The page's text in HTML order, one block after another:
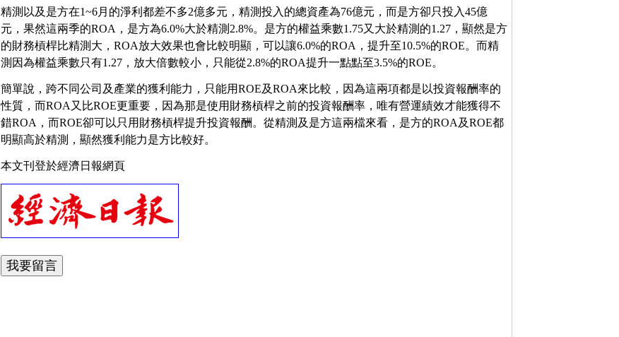
精測以及是方在1~6月的淨利都差不多2億多元，精測投入的總資產為76億元，而是方卻只投入45億
元，果然這兩季的ROA，是方為6.0%大於精測2.8%。是方的權益乘數1.75又大於精測的1.27，顯然是方
的財務槓桿比精測大，ROA放大效果也會比較明顯，可以讓6.0%的ROA，提升至10.5%的ROE。而精
測因為權益乘數只有1.27，放大倍數較小，只能從2.8%的ROA提升一點點至3.5%的ROE。
簡單說，跨不同公司及產業的獲利能力，只能用ROE及ROA來比較，因為這兩項都是以投資報酬率的
性質，而ROA又比ROE更重要，因為那是使用財務槓桿之前的投資報酬率，唯有營運績效才能獲得不
錯ROA，而ROE卻可以只用財務槓桿提升投資報酬。從精測及是方這兩檔來看，是方的ROA及ROE都
明顯高於精測，顯然獲利能力是方比較好。
本文刊登於經濟日報網頁